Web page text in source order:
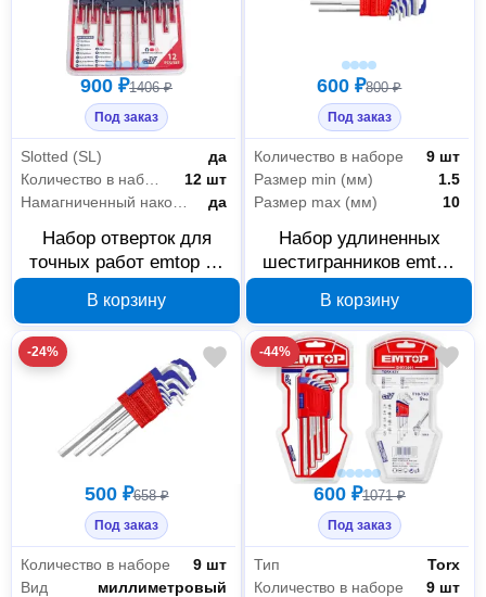
900 ₽1406 ₽
Под заказ
Slotted (SL)
да
12 шт
да
Набор отверток для
точных работ emtop 12
В корзину
600 ₽800 ₽
Под заказ
Количество в наборе
9 шт
Размер min (мм)
1.5
Размер max (мм)
10
Набор удлиненных
шестигранников emtop
EHKY1092
В корзину
-24%
500 ₽658 ₽
Под заказ
Количество в наборе
9 шт
Вид
миллиметровый
-44%
600 ₽1071 ₽
Под заказ
Тип
Torx
Количество в наборе
9 шт